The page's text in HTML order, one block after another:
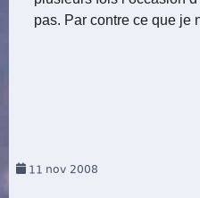
pas. Par contre ce que je
11 nov 2008